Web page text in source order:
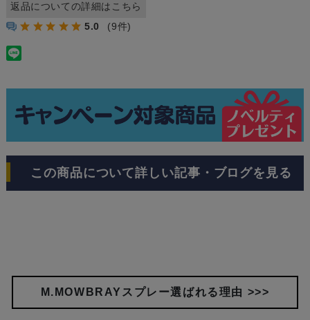
返品についての詳細はこちら
5.0
(9件)
この商品について詳しい記事・ブログを見る
M.MOWBRAYスプレー選ばれる理由 >>>